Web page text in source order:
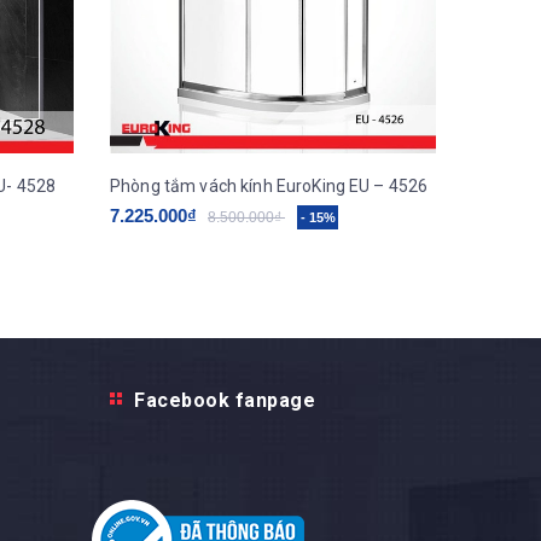
4528 Phòng tắm vách kính EuroKing EU – 4526
7.225.000₫ 8.500.000₫ - 15%
Facebook fanpage